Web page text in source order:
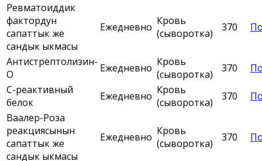
Ревматоиддик
фактордун
сапаттык же
сандык ыкмасы
Ежедневно Кровь
(сыворотка)
370
Антистрептолизин-
О
Ежедневно Кровь
(сыворотка)
370
С-реактивный
белок
Ежедневно Кровь
(сыворотка)
370
Ваалер-Роза
реакциясынын
сапаттык же
сандык ыкмасы
Ежедневно Кровь
(сыворотка)
370